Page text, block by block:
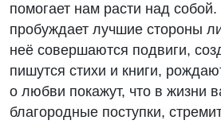
помогает нам расти над
пробуждает лучшие стороны
неё совершаются подвиги,
пишутся стихи и книги,
о любви покажут, что в жизни
благородные поступки,